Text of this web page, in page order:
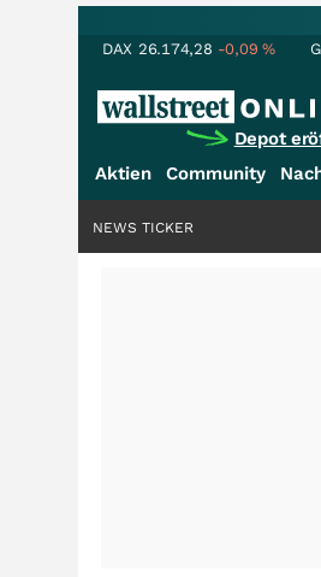
DAX 26.174,28 -0,09%
Depot
Aktien Community
NEWS TICKER